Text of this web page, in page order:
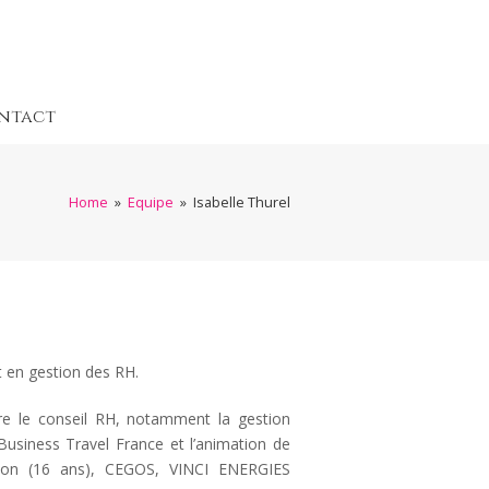
Home » Equipe » Isabelle Thurel
gestion des RH.
le conseil RH, notamment la gestion
Travel France et l’animation de
(16 ans), CEGOS, VINCI ENERGIES